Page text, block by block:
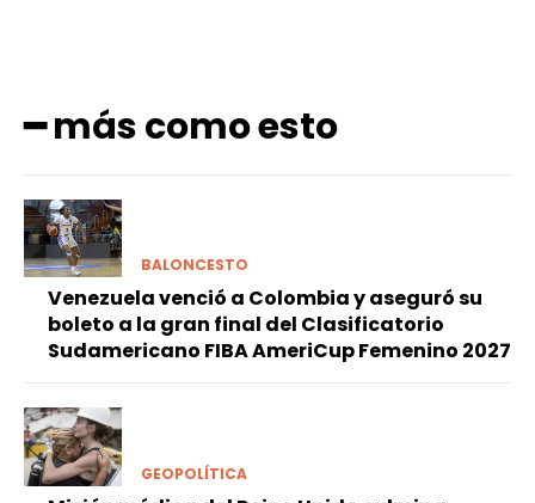
━ más como esto
BALONCESTO
Venezuela venció a Colombia y aseguró su
boleto a la gran final del Clasificatorio
Sudamericano FIBA AmeriCup Femenino 2027
GEOPOLÍTICA